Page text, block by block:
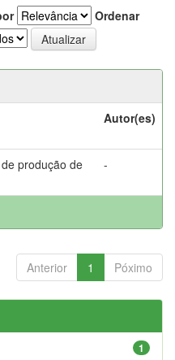
Ordenar
Autor(es)
produção de
-
Anterior 1 Póximo
1